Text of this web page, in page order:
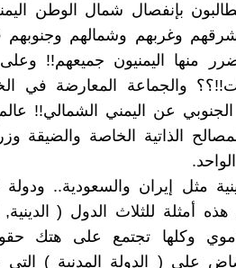
بإنفصال شمال الوطن
شرقهم وغربهم وشمالهم
منها اليمنيون جميعهم!!
والجماعة المعارضة في
الجنوبي عن اليمني الشمالي!!
الذاتية الخاصة والضيقة
مثل إيران والسعودية..
هذه أمثلة للثلاث الدول (
وكلها تجتمع على هتك
على ( الدولة المدنية )